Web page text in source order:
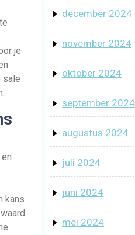
je
sale
kans
december 2024
november 2024
oktober 2024
september 2024
augustus 2024
juli 2024
juni 2024
mei 2024